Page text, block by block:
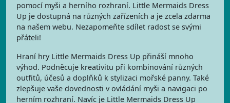
pomocí myši a herního rozhraní. Little Mermaids Dress
Up je dostupná na různých zařízeních a je zcela zdarma
na našem webu. Nezapomeňte sdílet radost se svými
přáteli!
Hraní hry Little Mermaids Dress Up přináší mnoho
výhod. Podněcuje kreativitu při kombinování různých
outfitů, účesů a doplňků k stylizaci mořské panny. Také
zlepšuje vaše dovednosti v ovládání myši a navigaci po
herním rozhraní. Navíc je Little Mermaids Dress Up